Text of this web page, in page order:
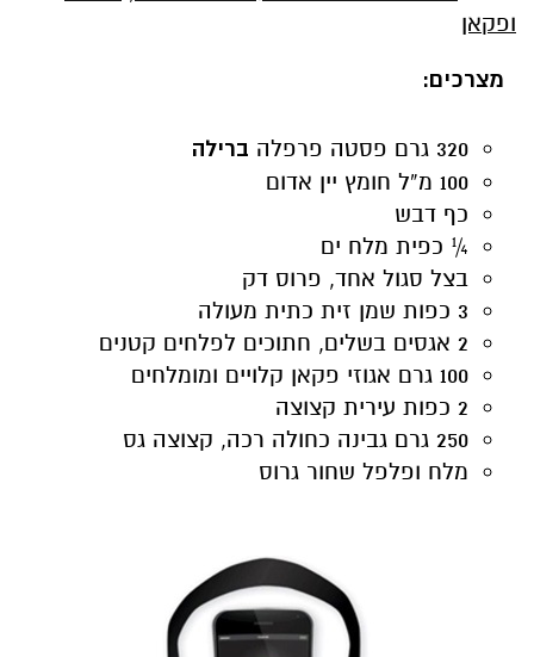
ופקאן
מצרכים:
320 גרם פסטה פרפלה ברילה
100 מ”ל חומץ יין אדום
כף דבש
¼ כפית מלח ים
בצל סגול אחד, פרוס דק
3 כפות שמן זית כתית מעולה
2 אגסים בשלים, חתוכים לפלחים קטנים
100 גרם אגוזי פקאן קלויים ומומלחים
2 כפות עירית קצוצה
250 גרם גבינה כחולה רכה, קצוצה גס
מלח ופלפל שחור גרוס